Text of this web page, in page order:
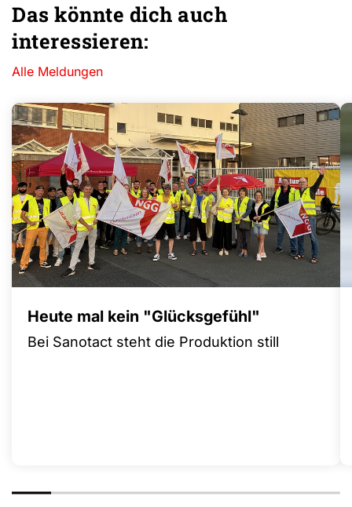
Das könnte dich auch
interessieren:
Alle Meldungen
Heute mal kein "Glücksgefühl"
Bei Sanotact steht die Produktion still